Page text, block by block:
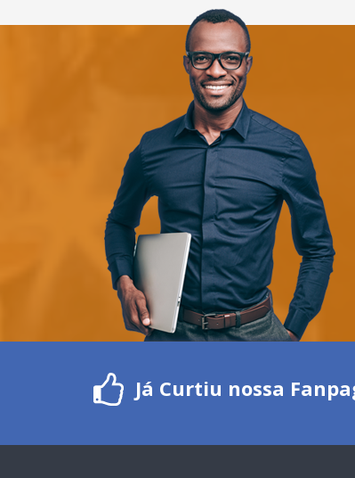
Já Curtiu nossa